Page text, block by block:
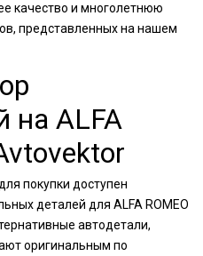
качество и многолетнюю
представленных на нашем
на ALFA
покупки доступен
деталей для ALFA ROMEO
автодетали,
оригинальным по